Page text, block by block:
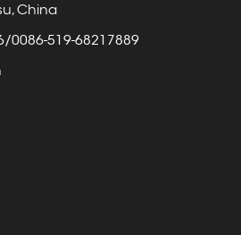
China
/0086-519-68217889